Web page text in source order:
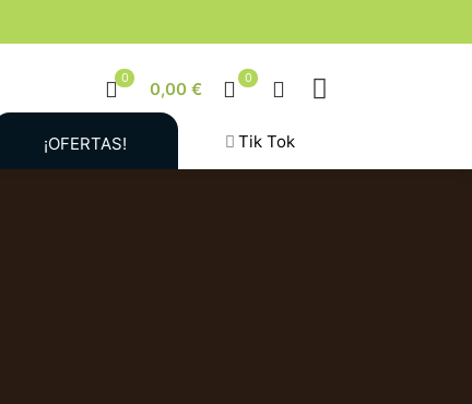
0
0,00 €
0
¡OFERTAS! Tik Tok